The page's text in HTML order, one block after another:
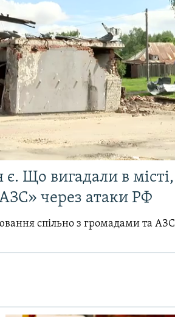
Що вигадали в місті,
через атаки РФ
спільно з громадами та АЗС